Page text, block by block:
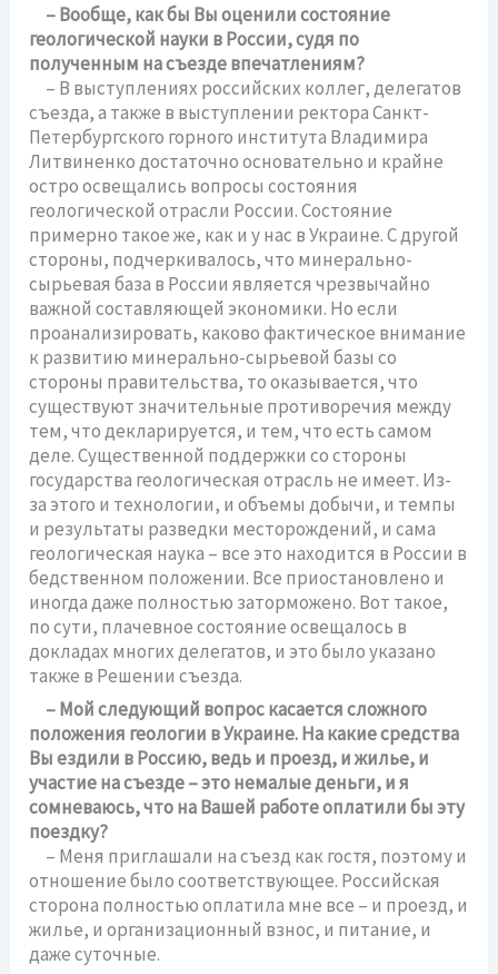
– Вообще, как бы Вы оценили состояние
геологической науки в России, судя по
полученным на съезде впечатлениям?
– В выступлениях российских коллег, делегатов
съезда, а также в выступлении ректора Санкт-
Петербургского горного института Владимира
Литвиненко достаточно основательно и крайне
остро освещались вопросы состояния
геологической отрасли России. Состояние
примерно такое же, как и у нас в Украине. С другой
стороны, подчеркивалось, что минерально-
сырьевая база в России является чрезвычайно
важной составляющей экономики. Но если
проанализировать, каково фактическое внимание
к развитию минерально-сырьевой базы со
стороны правительства, то оказывается, что
существуют значительные противоречия между
тем, что декларируется, и тем, что есть самом
деле. Существенной поддержки со стороны
государства геологическая отрасль не имеет. Из-
за этого и технологии, и объемы добычи, и темпы
и результаты разведки месторождений, и сама
геологическая наука – все это находится в России в
бедственном положении. Все приостановлено и
иногда даже полностью заторможено. Вот такое,
по сути, плачевное состояние освещалось в
докладах многих делегатов, и это было указано
также в Решении съезда.
– Мой следующий вопрос касается сложного
положения геологии в Украине. На какие средства
Вы ездили в Россию, ведь и проезд, и жилье, и
участие на съезде – это немалые деньги, и я
сомневаюсь, что на Вашей работе оплатили бы эту
поездку?
– Меня приглашали на съезд как гостя, поэтому и
отношение было соответствующее. Российская
сторона полностью оплатила мне все – и проезд, и
жилье, и организационный взнос, и питание, и
даже суточные.